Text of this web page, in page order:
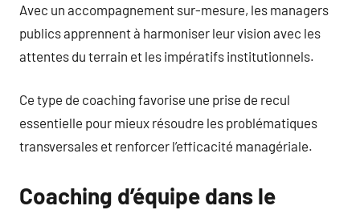
Avec un accompagnement sur-mesure, les managers
publics apprennent à harmoniser leur vision avec les
attentes du terrain et les impératifs institutionnels.
Ce type de coaching favorise une prise de recul
essentielle pour mieux résoudre les problématiques
transversales et renforcer l’efficacité managériale.
Coaching d’équipe dans le